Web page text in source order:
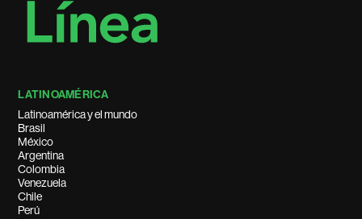
LATINOAMÉRICA
Latinoamérica y el mundo
Brasil
México
Argentina
Colombia
Venezuela
Chile
Perú